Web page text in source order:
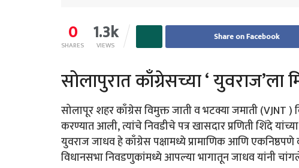
0
SHARES 1.3k
VIEWS
Share on Facebook
सोलापुरात काँग्रेसच्या ‘
सोलापूर शहर काँग्रेस विमुक्त जाती व भटक्या जमाती (VJNT )
करण्यात आली, त्यांचे निवडीचे पत्र खासदार प्रणिती शिंदे
युवराज जाधव हे काँग्रेस पक्षामध्ये प्रामाणिक आणि
विधानसभा निवडणुकांमध्ये आपल्या भागातून जाधव यांनी